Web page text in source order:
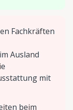
Fachkräften
Ausland
mit
beim